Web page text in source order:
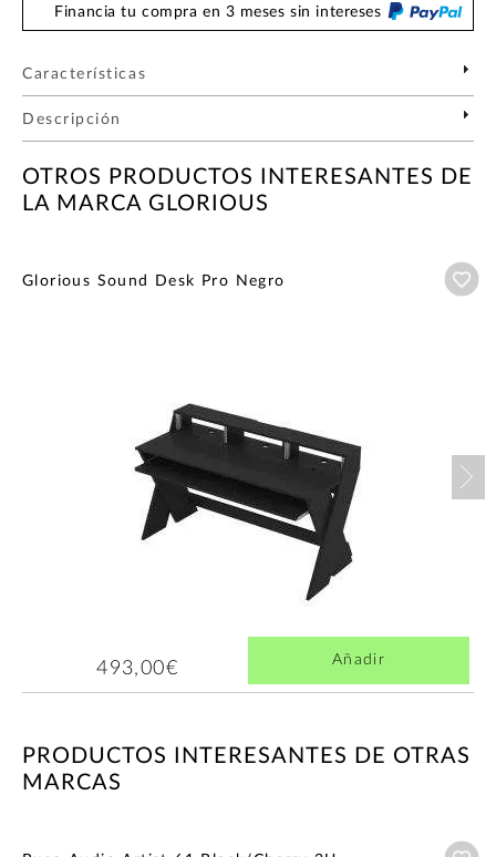
Financia tu compra en 3 meses sin intereses
Características
Descripción
OTROS PRODUCTOS INTERESANTES DE
LA MARCA GLORIOUS
Glorious Sound Desk Pro Negro
493,00€ Añadir
PRODUCTOS INTERESANTES DE OTRAS
MARCAS